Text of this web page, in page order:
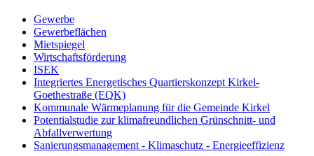
Gewerbe
Gewerbeflächen
Mietspiegel
Wirtschaftsförderung
ISEK
Integriertes Energetisches Quartierskonzept Kirkel-
Goethestraße (EQK)
Kommunale Wärmeplanung für die Gemeinde Kirkel
Potentialstudie zur klimafreundlichen Grünschnitt- und
Abfallverwertung
Sanierungsmanagement - Klimaschutz - Energieeffizienz